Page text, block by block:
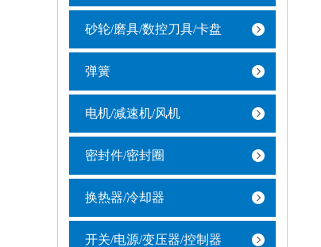
砂轮/磨具/数控刀具/卡盘
弹簧
电机/减速机/风机
密封件/密封圈
换热器/冷却器
开关/电源/变压器/控制器